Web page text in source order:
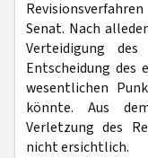
Senat. Nach
Verteidigung
Entscheidung des
wesentlichen
könnte. Aus
Verletzung des
nicht ersichtlich.